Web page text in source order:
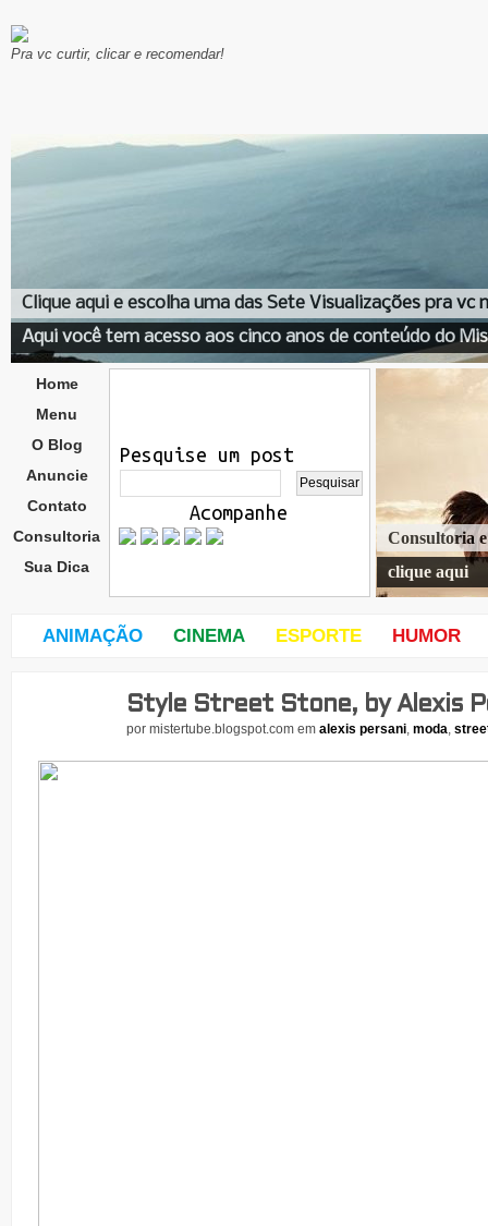
Pra vc curtir, clicar e recomendar!
Clique aqui e escolha uma das Sete Visualizações pra vc
Aqui você tem acesso aos cinco anos de conteúdo do
Home
Menu
O Blog
Anuncie
Contato
Consultoria
Sua Dica
Pesquise um post
Acompanhe
Consultoria
clique aqui
ANIMAÇÃO CINEMA ESPORTE HUMOR
feira
Style Street Stone, by Alexis
por mistertube.blogspot.com em alexis persani, moda,